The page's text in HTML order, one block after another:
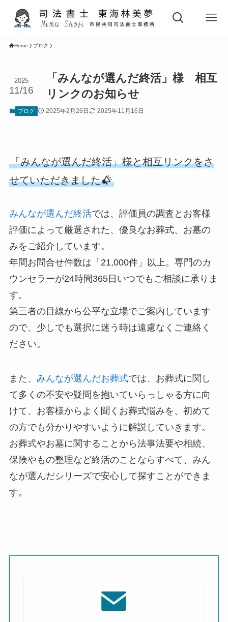
Home ブログ
「みんなが選んだ終活」様 相互
リンクのお知らせ
2025
11/16
ブログ 2025年2月26日 2025年11月16日
「みんなが選んだ終活」様と相互リンクをさ
せていただきました
みんなが選んだ終活では、評価員の調査とお客様
評価によって厳選された、優良なお葬式、お墓の
みをご紹介しています。
年間お問合せ件数は「21,000件」以上。専門のカ
ウンセラーが24時間365日いつでもご相談に承りま
す。
第三者の目線から公平な立場でご案内しています
ので、少しでも選択に迷う時は遠慮なくご連絡く
ださい。
また、 みんなが選んだお葬式では、お葬式に関し
て多くの不安や疑問を抱いていらっしゃる方に向
けて、お客様からよく聞くお葬式悩みを、初めて
の方でも分かりやすいように解説していきます。
お葬式やお墓に関することから法事法要や相続、
保険やもの整理など終活のことならすべて、みん
なが選んだシリーズで安心して探すことができま
す。